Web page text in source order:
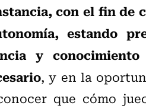
con el fin de
estando
y
, y en la
que cómo